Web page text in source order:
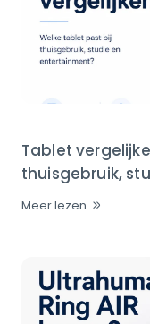
Tablet
thuisgebruik,
Meer lezen